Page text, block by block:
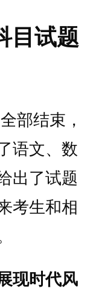
目试题
结束，
语文、数
出了试题
考生和相
现时代风